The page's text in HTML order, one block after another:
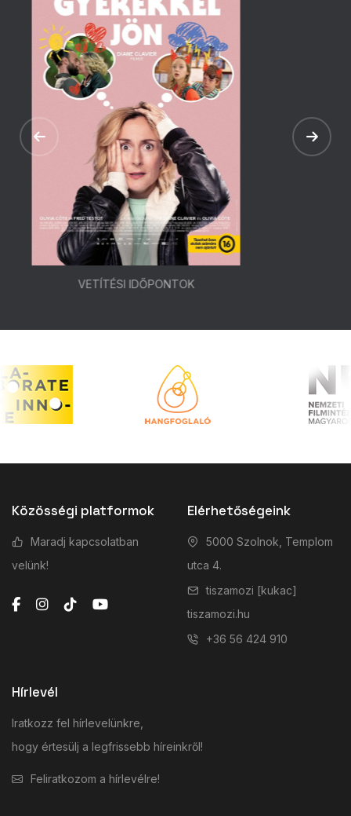
VETÍTÉSI IDŐPONTOK
Közösségi platformok
Maradj kapcsolatban
velünk!
Elérhetőségeink
5000 Szolnok, Templom
utca 4.
tiszamozi [kukac]
tiszamozi.hu
+36 56 424 910
Hírlevél
Iratkozz fel hírlevelünkre,
hogy értesülj a legfrissebb híreinkről!
Feliratkozom a hírlevélre!